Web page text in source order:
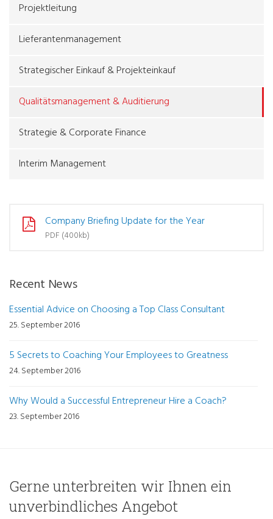
Projektleitung
Lieferantenmanagement
Strategischer Einkauf & Projekteinkauf
Qualitätsmanagement & Auditierung
Strategie & Corporate Finance
Interim Management
Company Briefing Update for the Year
PDF (400kb)
Recent News
Essential Advice on Choosing a Top Class Consultant
25. September 2016
5 Secrets to Coaching Your Employees to Greatness
24. September 2016
Why Would a Successful Entrepreneur Hire a Coach?
23. September 2016
Gerne unterbreiten wir Ihnen ein
unverbindliches Angebot